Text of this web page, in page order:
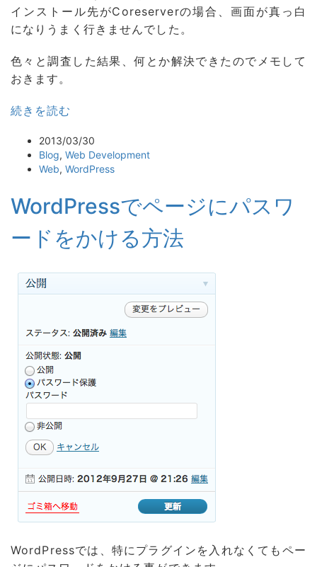
インストール先がCoreserverの場合、画面が真っ白
になりうまく行きませんでした。
色々と調査した結果、何とか解決できたのでメモして
おきます。
続きを読む
2013/03/30
Blog, Web Development
Web, WordPress
WordPressでページにパスワ
ードをかける方法
WordPressでは、特にプラグインを入れなくてもペー